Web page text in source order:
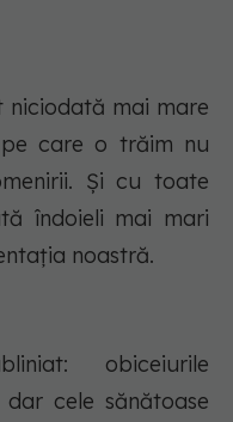
mai mare
care o trăim nu
Și cu toate
îndoieli mai mari
noastră.
obiceiurile
cele sănătoase